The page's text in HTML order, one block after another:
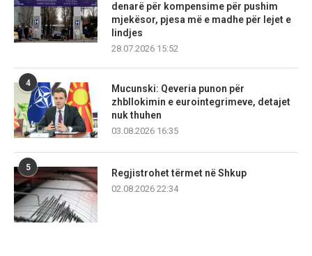
denarë për kompensime për pushim
mjekësor, pjesa më e madhe për lejet e
lindjes
28.07.2026 15:52
4
Mucunski: Qeveria punon për
zhbllokimin e eurointegrimeve, detajet
nuk thuhen
03.08.2026 16:35
5
Regjistrohet tërmet në Shkup
02.08.2026 22:34